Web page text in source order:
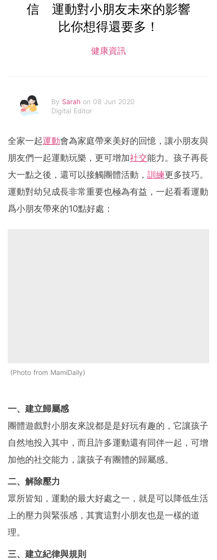
信 運動對小朋友未來的影響
比你想得還要多！
健康資訊
By Sarah on 08 Jun 2020
Digital Editor
全家一起運動會為家庭帶來美好的回憶，讓小朋友與
朋友們一起運動玩樂，更可增加社交能力。孩子再長
大一點之後，還可以接觸團體活動， 訓練更多技巧。
運動對幼兒成長非常重要也極為有益，一起看看運動
爲小朋友帶來的10點好處：
Photo from MamiDaily
一、建立歸屬感
團體遊戲對小朋友來說都是是好玩有趣的，它讓孩子
自然地投入其中，而且許多運動還有同伴一起，可增
加他的社交能力，讓孩子有團體的歸屬感。
二、解除壓力
眾所皆知，運動的最大好處之一，就是可以降低生活
上的壓力與緊張感，其實這對小朋友也是一樣的道
理。
三、建立紀律與規則